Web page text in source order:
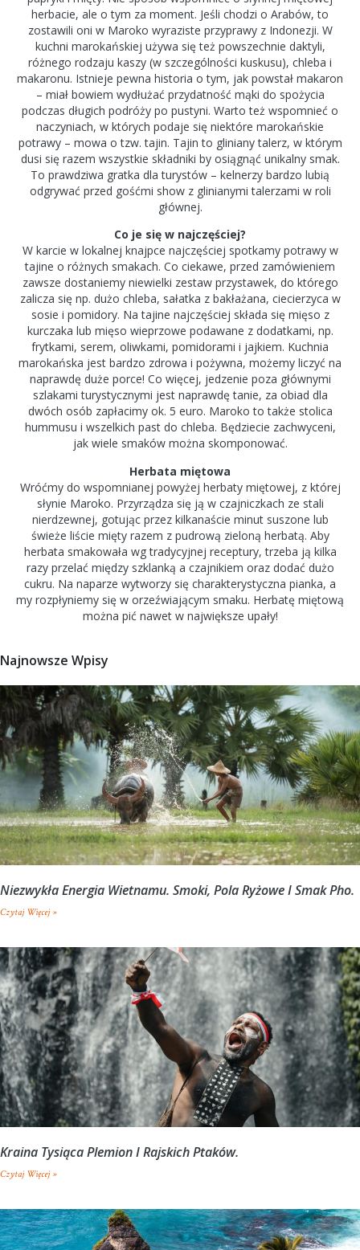
herbacie, ale o tym za moment. Jeśli chodzi o Arabów, to
zostawili oni w Maroko wyraziste przyprawy z Indonezji. W
kuchni marokańskiej używa się też powszechnie daktyli,
różnego rodzaju kaszy (w szczególności kuskusu), chleba i
makaronu. Istnieje pewna historia o tym, jak powstał makaron
– miał bowiem wydłużać przydatność mąki do spożycia
podczas długich podróży po pustyni. Warto też wspomnieć o
naczyniach, w których podaje się niektóre marokańskie
potrawy – mowa o tzw. tajin. Tajin to gliniany talerz, w którym
dusi się razem wszystkie składniki by osiągnąć unikalny smak.
To prawdziwa gratka dla turystów – kelnerzy bardzo lubią
odgrywać przed gośćmi show z glinianymi talerzami w roli
głównej.
Co je się w najczęściej?
W karcie w lokalnej knajpce najczęściej spotkamy potrawy w
tajine o różnych smakach. Co ciekawe, przed zamówieniem
zawsze dostaniemy niewielki zestaw przystawek, do którego
zalicza się np. dużo chleba, sałatka z bakłażana, ciecierzyca w
sosie i pomidory. Na tajine najczęściej składa się mięso z
kurczaka lub mięso wieprzowe podawane z dodatkami, np.
frytkami, serem, oliwkami, pomidorami i jajkiem. Kuchnia
marokańska jest bardzo zdrowa i pożywna, możemy liczyć na
naprawdę duże porce! Co więcej, jedzenie poza głównymi
szlakami turystycznymi jest naprawdę tanie, za obiad dla
dwóch osób zapłacimy ok. 5 euro. Maroko to także stolica
hummusu i wszelkich past do chleba. Będziecie zachwyceni,
jak wiele smaków można skomponować.
Herbata miętowa
Wróćmy do wspomnianej powyżej herbaty miętowej, z której
słynie Maroko. Przyrządza się ją w czajniczkach ze stali
nierdzewnej, gotując przez kilkanaście minut suszone lub
świeże liście mięty razem z pudrową zieloną herbatą. Aby
herbata smakowała wg tradycyjnej receptury, trzeba ją kilka
razy przelać między szklanką a czajnikiem oraz dodać dużo
cukru. Na naparze wytworzy się charakterystyczna pianka, a
my rozpłyniemy się w orzeźwiającym smaku. Herbatę miętową
można pić nawet w największe upały!
Najnowsze Wpisy
Niezwykła Energia Wietnamu. Smoki, Pola Ryżowe I Smak Pho.
Czytaj Więcej »
Kraina Tysiąca Plemion I Rajskich Ptaków.
Czytaj Więcej »